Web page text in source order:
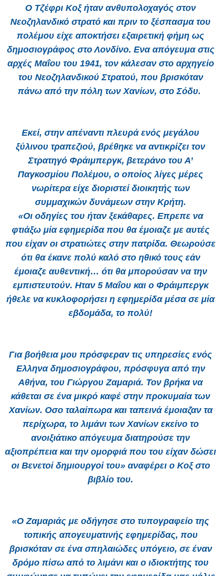
Ο Τζέφρι Κοξ ήταν ανθυπολοχαγός στον
Νεοζηλανδικό στρατό και πριν το ξέσπασμα του
πολέμου είχε αποκτήσει εξαιρετική φήμη ως
δημοσιογράφος στο Λονδίνο. Ενα απόγευμα στις
αρχές Μαΐου του 1941, τον κάλεσαν στο αρχηγείο
του Νεοζηλανδικού Στρατού, που βρισκόταν
πάνω από την πόλη των Χανίων, στο Σόδυ.
Εκεί, στην απέναντι πλευρά ενός μεγάλου
ξύλινου τραπεζιού, βρέθηκε να αντικρίζει τον
Στρατηγό Φράιμπεργκ, βετεράνο του Α’
Παγκοσμίου Πολέμου, ο οποίος λίγες μέρες
νωρίτερα είχε διοριστεί διοικητής των
συμμαχικών δυνάμεων στην Κρήτη.
«Οι οδηγίες του ήταν ξεκάθαρες. Επρεπε να
φτιάξω μία εφημερίδα που θα έμοιαζε με αυτές
που είχαν οι στρατιώτες στην πατρίδα. Θεωρούσε
ότι θα έκανε πολύ καλό στο ηθικό τους εάν
έμοιαζε αυθεντική… ότι θα μπορούσαν να την
εμπιστευτούν. Ηταν 5 Μαΐου και ο Φράιμπεργκ
ήθελε να κυκλοφορήσει η εφημερίδα μέσα σε μία
εβδομάδα, το πολύ!
Για βοήθεια μου πρόσφεραν τις υπηρεσίες ενός
Ελληνα δημοσιογράφου, πρόσφυγα από την
Αθήνα, του Γιώργου Ζαμαριά. Τον βρήκα να
κάθεται σε ένα μικρό καφέ στην προκυμαία των
Χανίων. Οσο ταλαίπωρα και ταπεινά έμοιαζαν τα
περίχωρα, το λιμάνι των Χανίων εκείνο το
ανοιξιάτικο απόγευμα διατηρούσε την
αξιοπρέπεια και την ομορφιά που του είχαν δώσει
οι Βενετοί δημιουργοί του» αναφέρει ο Κοξ στο
βιβλίο του.
«Ο Ζαμαριάς με οδήγησε στο τυπογραφείο της
τοπικής απογευματινής εφημερίδας, που
βρισκόταν σε ένα σπηλαιώδες υπόγειο, σε έναν
δρόμο πίσω από το λιμάνι και ο ιδιοκτήτης του